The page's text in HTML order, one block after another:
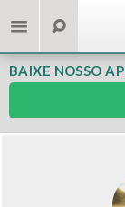
BAIXE NOSSO